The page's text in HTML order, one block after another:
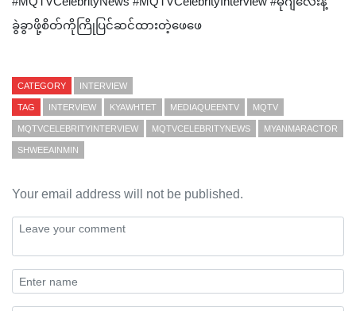
ခွဲခွာဖို့စိတ်ကိုကြိုပြင်ဆင်ထားတဲ့ဖေဖေ
CATEGORY INTERVIEW
TAG INTERVIEW KYAWHTET MEDIAQUEENTV MQTV
MQTVCELEBRITYINTERVIEW MQTVCELEBRITYNEWS MYANMARACTOR
SHWEEAINMIN
Your email address will not be published.